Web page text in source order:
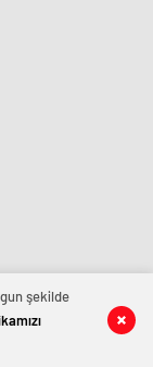
şekilde